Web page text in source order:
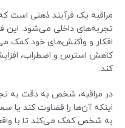
مراقبه یک فرآیند ذهنی است
تجربه‌های داخلی می‌شود. این
افکار و واکنش‌های خود کمک
کاهش استرس و اضطراب،
کند.
در مراقبه، شخص به دقت به
اینکه آن‌ها را قضاوت کند یا
به شخص کمک می‌کند تا با